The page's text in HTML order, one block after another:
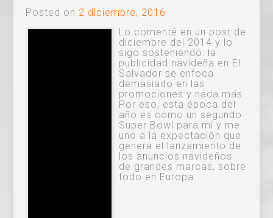
Posted on 2 diciembre, 2016
Lo comenté en un post de
diciembre del 2014 y lo
sigo sosteniendo: la
publicidad navideña en El
Salvador se enfoca
demasiado en las
promociones y nada más.
Por eso, esta época del
año es como un segundo
Super Bowl para mí y me
uno a la expectación que
genera el lanzamiento de
los anuncios navideños
de grandes marcas, sobre
todo en Europa.